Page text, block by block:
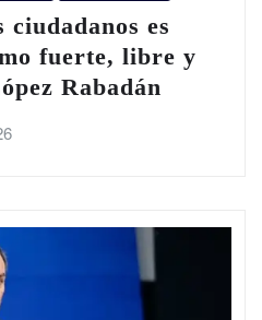
es
fuerte, libre y
Rabadán